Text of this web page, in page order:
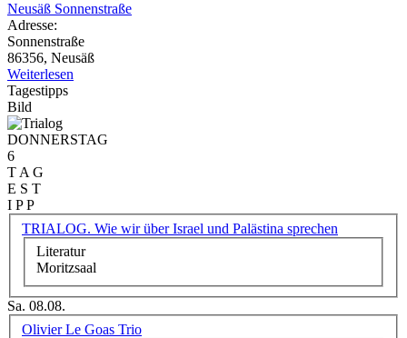
Neusäß Sonnenstraße
Adresse:
Sonnenstraße
86356, Neusäß
Weiterlesen
Tagestipps
Bild
DONNERSTAG
6
T A G
E S T
I P P
TRIALOG. Wie wir über Israel und Palästina sprechen
Literatur
Moritzsaal
Sa. 08.08.
Olivier Le Goas Trio